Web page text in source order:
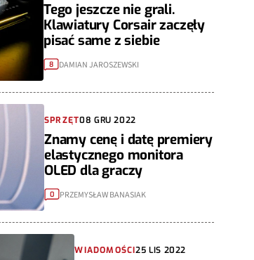
Tego jeszcze nie grali.
Klawiatury Corsair zaczęły
pisać same z siebie
8 DAMIAN JAROSZEWSKI
SPRZĘT08 GRU 2022
Znamy cenę i datę premiery
elastycznego monitora
OLED dla graczy
0 PRZEMYSŁAW BANASIAK
WIADOMOŚCI25 LIS 2022